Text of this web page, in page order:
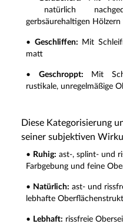
natürlich
gerbsäurehaltigen Hölzern
• Geschliffen: Mit
matt
• Geschroppt: Mit
rustikale, unregelmäßige
Diese Kategorisierung
seiner subjektiven
• Ruhig: ast-, splint- und
Farbgebung und feine
• Natürlich: ast- und
lebhafte
• Lebhaft: rissfreie